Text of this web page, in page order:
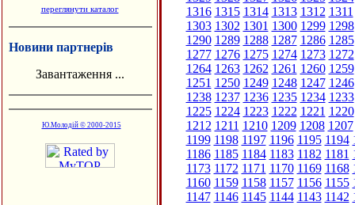
переглянути каталог
Новини партнерів
Завантаження ...
Ю.Молодій © 2000-2015
1316 1315 1314 1313 1312 1311
1303 1302 1301 1300 1299 1298
1290 1289 1288 1287 1286 1285
1277 1276 1275 1274 1273 1272
1264 1263 1262 1261 1260 1259
1251 1250 1249 1248 1247 1246
1238 1237 1236 1235 1234 1233
1225 1224 1223 1222 1221 1220
1212 1211 1210 1209 1208 1207
1199 1198 1197 1196 1195 1194
1186 1185 1184 1183 1182 1181
1173 1172 1171 1170 1169 1168
1160 1159 1158 1157 1156 1155
1147 1146 1145 1144 1143 1142